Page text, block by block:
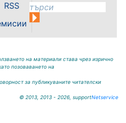
въпреки
на река
на
RSS
на материали става чрез изрично
позоваването на
за публикуваните читателски
© 2013, 2013 - 2026, supportNetservice